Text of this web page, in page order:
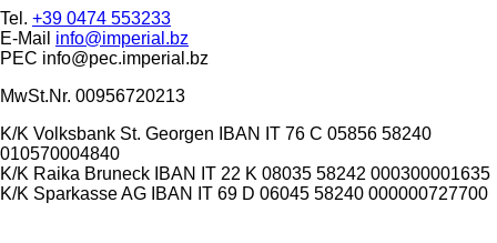
Tel. +39 0474 553233
E-Mail info@imperial.bz
PEC info@pec.imperial.bz
MwSt.Nr. 00956720213
K/K Volksbank St. Georgen IBAN IT 76 C 05856 58240
010570004840
K/K Raika Bruneck IBAN IT 22 K 08035 58242 000300001635
K/K Sparkasse AG IBAN IT 69 D 06045 58240 000000727700